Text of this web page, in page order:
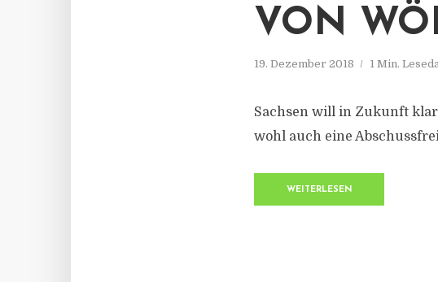
VON
19. Dezember 2018 1 Min.
Sachsen will in Zukunft
wohl auch eine
WEITERLESEN